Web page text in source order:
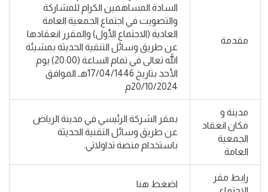
مقدمة
السادة المساهمين الكرام للمشاركة
والتصويت في اجتماع الجمعية العامة
العادية (الاجتماع الأول) والمقرر انعقادها
عن طريق وسائل التنقية الحديثة بمشيئة
الله تعالى في تمام الساعة (20:00) يوم
الأحد بتاريخ 17/04/1446هـ الموافق
20/10/2024م
مدينة و
مكان انعقاد
الجمعية
العامة
بمقر الشركة الرئيسي في مدينة الرياض
عن طريق وسائل التقنية الحديثة
باستخدام منصة تداولاتي.
رابط مقر
اضغط هنا